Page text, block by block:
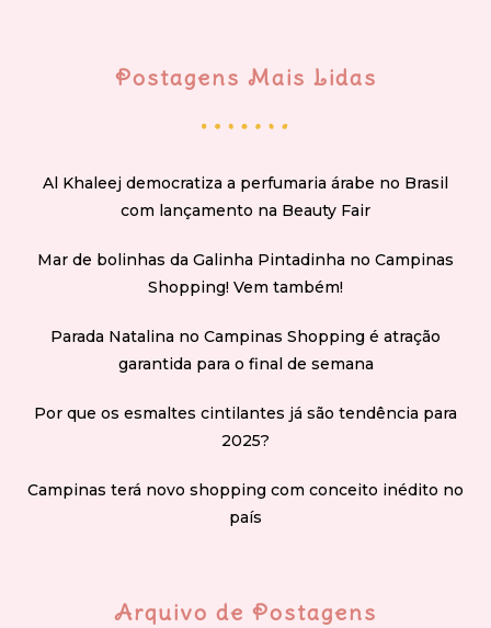
Postagens Mais Lidas
Al Khaleej democratiza a perfumaria árabe no Brasil
com lançamento na Beauty Fair
Mar de bolinhas da Galinha Pintadinha no Campinas
Shopping! Vem também!
Parada Natalina no Campinas Shopping é atração
garantida para o final de semana
Por que os esmaltes cintilantes já são tendência para
2025?
Campinas terá novo shopping com conceito inédito no
país
Arquivo de Postagens